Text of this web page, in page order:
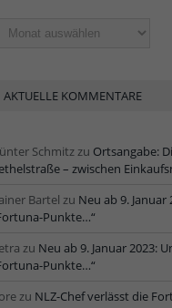
AKTUELLE KOMMENTARE
Schmitzzu Ortsangabe:
– zwischen
Bartel zu Neu ab 9. Januar
Punkte…“
zu Neu ab 9. Januar 2023:
Punkte…“
zu NLZ-Chef verlässt die